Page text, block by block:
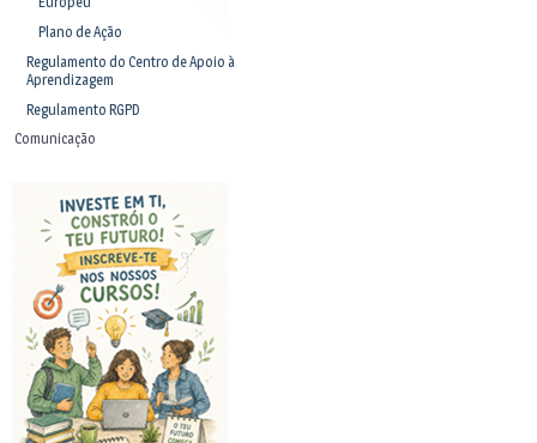
Plano de Ação
Regulamento do Centro de Apoio à
Aprendizagem
Regulamento RGPD
Comunicação